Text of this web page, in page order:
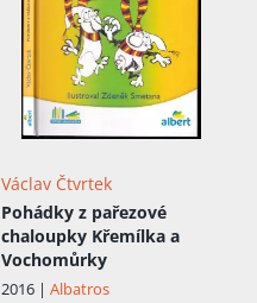
Václav Čtvrtek
Pohádky z pařezové
chaloupky Křemílka a
Vochomůrky
2016 | Albatros